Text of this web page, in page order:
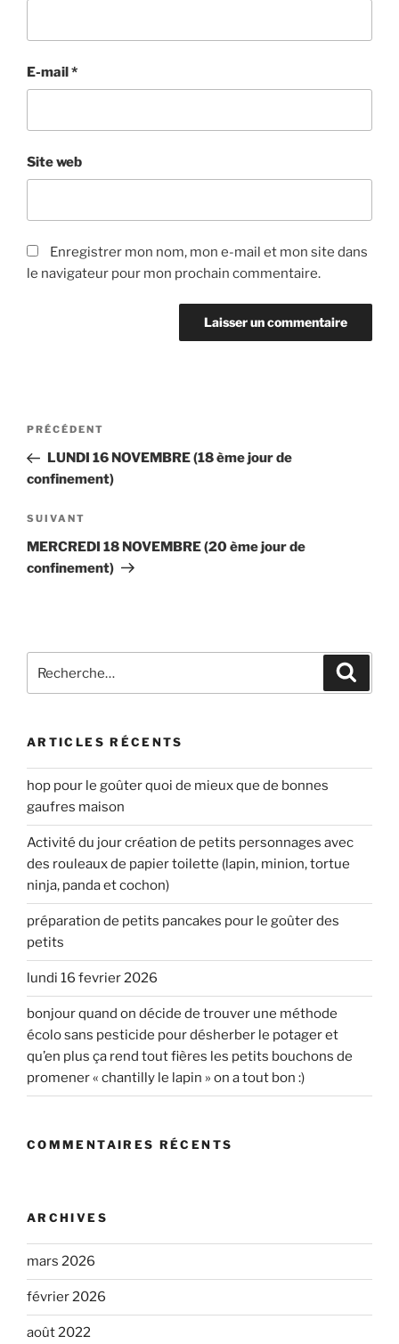
E-mail*
Site web
Enregistrer mon nom, mon e-mail et mon site dans
le navigateur pour mon prochain commentaire.
Navigation
l’article
Article
précédent
PRÉCÉDENT
LUNDI 16 NOVEMBRE (18 ème jour de
confinement)
Article
suivant
SUIVANT
MERCREDI 18 NOVEMBRE (20 ème jour de
confinement)
pour
ARTICLES RÉCENTS
hop pour le goûter quoi de mieux que de bonnes
gaufres maison
Activité du jour création de petits personnages avec
des rouleaux de papier toilette (lapin, minion, tortue
ninja, panda et cochon)
préparation de petits pancakes pour le goûter des
petits
lundi 16 fevrier 2026
bonjour quand on décide de trouver une méthode
écolo sans pesticide pour désherber le potager et
qu’en plus ça rend tout fières les petits bouchons de
promener « chantilly le lapin » on a tout bon :)
COMMENTAIRES RÉCENTS
ARCHIVES
mars 2026
février 2026
août 2022